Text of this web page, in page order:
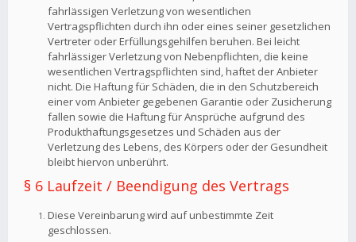
fahrlässigen Verletzung von wesentlichen
Vertragspflichten durch ihn oder eines seiner gesetzlichen
Vertreter oder Erfüllungsgehilfen beruhen. Bei leicht
fahrlässiger Verletzung von Nebenpflichten, die keine
wesentlichen Vertragspflichten sind, haftet der Anbieter
nicht. Die Haftung für Schäden, die in den Schutzbereich
einer vom Anbieter gegebenen Garantie oder Zusicherung
fallen sowie die Haftung für Ansprüche aufgrund des
Produkthaftungsgesetzes und Schäden aus der
Verletzung des Lebens, des Körpers oder der Gesundheit
bleibt hiervon unberührt.
§ 6 Laufzeit / Beendigung des Vertrags
Diese Vereinbarung wird auf unbestimmte Zeit
geschlossen.